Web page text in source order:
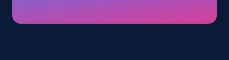
35.3K+ 5.7K+ 立即开始